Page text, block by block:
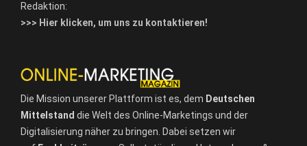
Redaktion:
>>> Hier klicken, um uns zu kontaktieren!
Die Mission unserer Plattform ist es, dem Deutschen
Mittelstand die Welt des Online-Marketings und der
Digitalisierung näher zu bringen. Dabei setzen wir